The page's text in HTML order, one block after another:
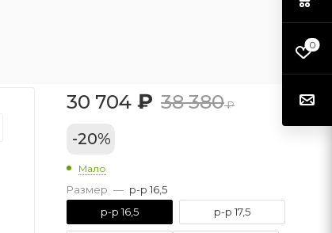
30 704 ₽ 38 380₽
-20%
Мало
Размер — р-р 16,5
р-р 16,5
р-р 17,5
0